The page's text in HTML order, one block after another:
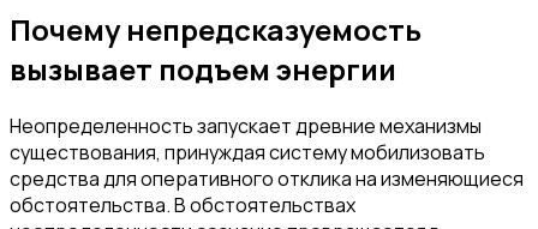
Почему непредсказуемость
вызывает подъем энергии
Неопределенность запускает древние механизмы
существования, принуждая систему мобилизовать
средства для оперативного отклика на изменяющиеся
обстоятельства. В обстоятельствах